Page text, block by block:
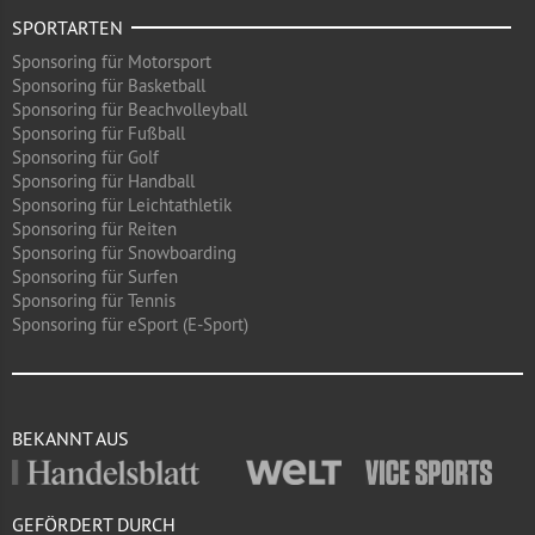
SPORTARTEN
Sponsoring für Motorsport
Sponsoring für Basketball
Sponsoring für Beachvolleyball
Sponsoring für Fußball
Sponsoring für Golf
Sponsoring für Handball
Sponsoring für Leichtathletik
Sponsoring für Reiten
Sponsoring für Snowboarding
Sponsoring für Surfen
Sponsoring für Tennis
Sponsoring für eSport (E-Sport)
BEKANNT AUS
GEFÖRDERT DURCH